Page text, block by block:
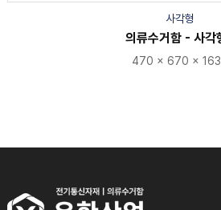
사각형
의류수거함 - 사각
470 × 670 ×